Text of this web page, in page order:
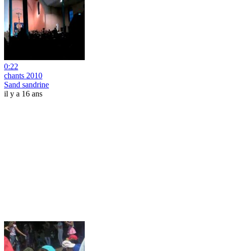
0:22
chants 2010
Sand sandrine
il y a 16 ans